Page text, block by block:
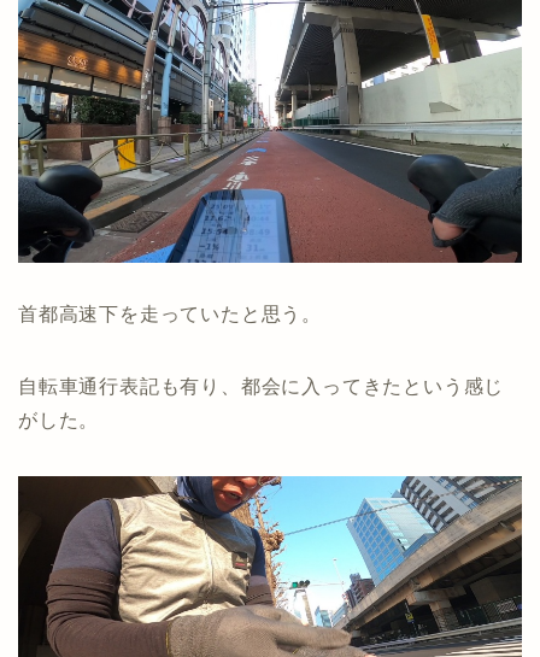
首都高速下を走っていたと思う。
自転車通行表記も有り、都会に入ってきたという感じ
がした。